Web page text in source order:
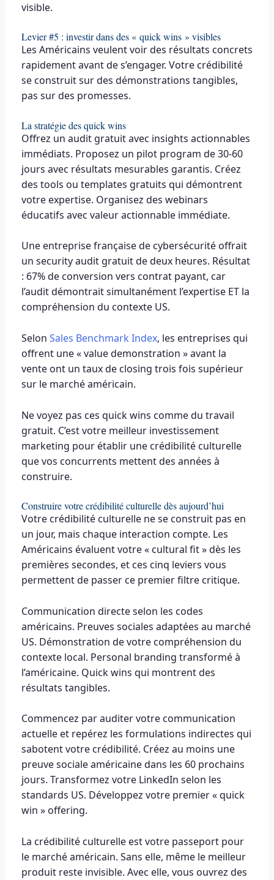
visible.
Levier #5 : investir dans des « quick wins » visibles
Les Américains veulent voir des résultats concrets
rapidement avant de s’engager. Votre crédibilité
se construit sur des démonstrations tangibles,
pas sur des promesses.
La stratégie des quick wins
Offrez un audit gratuit avec insights actionnables
immédiats. Proposez un pilot program de 30-60
jours avec résultats mesurables garantis. Créez
des tools ou templates gratuits qui démontrent
votre expertise. Organisez des webinars
éducatifs avec valeur actionnable immédiate.
Une entreprise française de cybersécurité offrait
un security audit gratuit de deux heures. Résultat
: 67% de conversion vers contrat payant, car
l’audit démontrait simultanément l’expertise ET la
compréhension du contexte US.
Selon Sales Benchmark Index, les entreprises qui
offrent une « value demonstration » avant la
vente ont un taux de closing trois fois supérieur
sur le marché américain.
Ne voyez pas ces quick wins comme du travail
gratuit. C’est votre meilleur investissement
marketing pour établir une crédibilité culturelle
que vos concurrents mettent des années à
construire.
Construire votre crédibilité culturelle dès aujourd’hui
Votre crédibilité culturelle ne se construit pas en
un jour, mais chaque interaction compte. Les
Américains évaluent votre « cultural fit » dès les
premières secondes, et ces cinq leviers vous
permettent de passer ce premier filtre critique.
Communication directe selon les codes
américains. Preuves sociales adaptées au marché
US. Démonstration de votre compréhension du
contexte local. Personal branding transformé à
l’américaine. Quick wins qui montrent des
résultats tangibles.
Commencez par auditer votre communication
actuelle et repérez les formulations indirectes qui
sabotent votre crédibilité. Créez au moins une
preuve sociale américaine dans les 60 prochains
jours. Transformez votre LinkedIn selon les
standards US. Développez votre premier « quick
win » offering.
La crédibilité culturelle est votre passeport pour
le marché américain. Sans elle, même le meilleur
produit reste invisible. Avec elle, vous ouvrez des